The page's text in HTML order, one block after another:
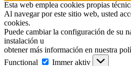
Esta web emplea cookies propias
Al navegar por este sitio web, usted
cookies.
Puede cambiar la configuración de su
instalación u
obtener más información en nuestra
Functional
Functional
Immer aktiv